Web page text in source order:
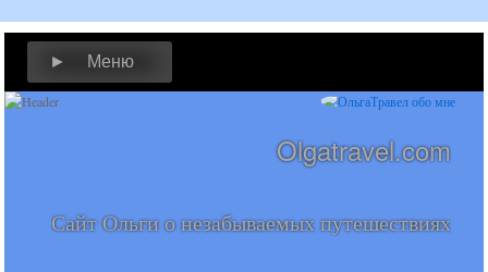
► Меню
Olgatravel.com
Сайт Ольги о незабываемых путешествиях